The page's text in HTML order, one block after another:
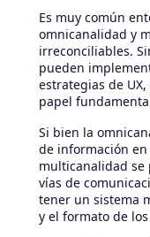
Es muy común
omnicanalidad y
irreconciliables.
pueden
estrategias de
papel
Si bien la
de información
multicanalidad se
vías de
tener un sistema
y el formato de